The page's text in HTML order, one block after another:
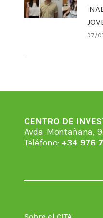
07/
CENTRO DE
Avda. Montañana,
Teléfono: +34 976